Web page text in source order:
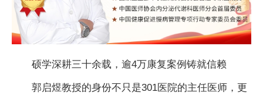
硕学深耕三十余载，逾4万康复案例铸就信赖
郭启煜教授的身份不只是301医院的主任医师，更